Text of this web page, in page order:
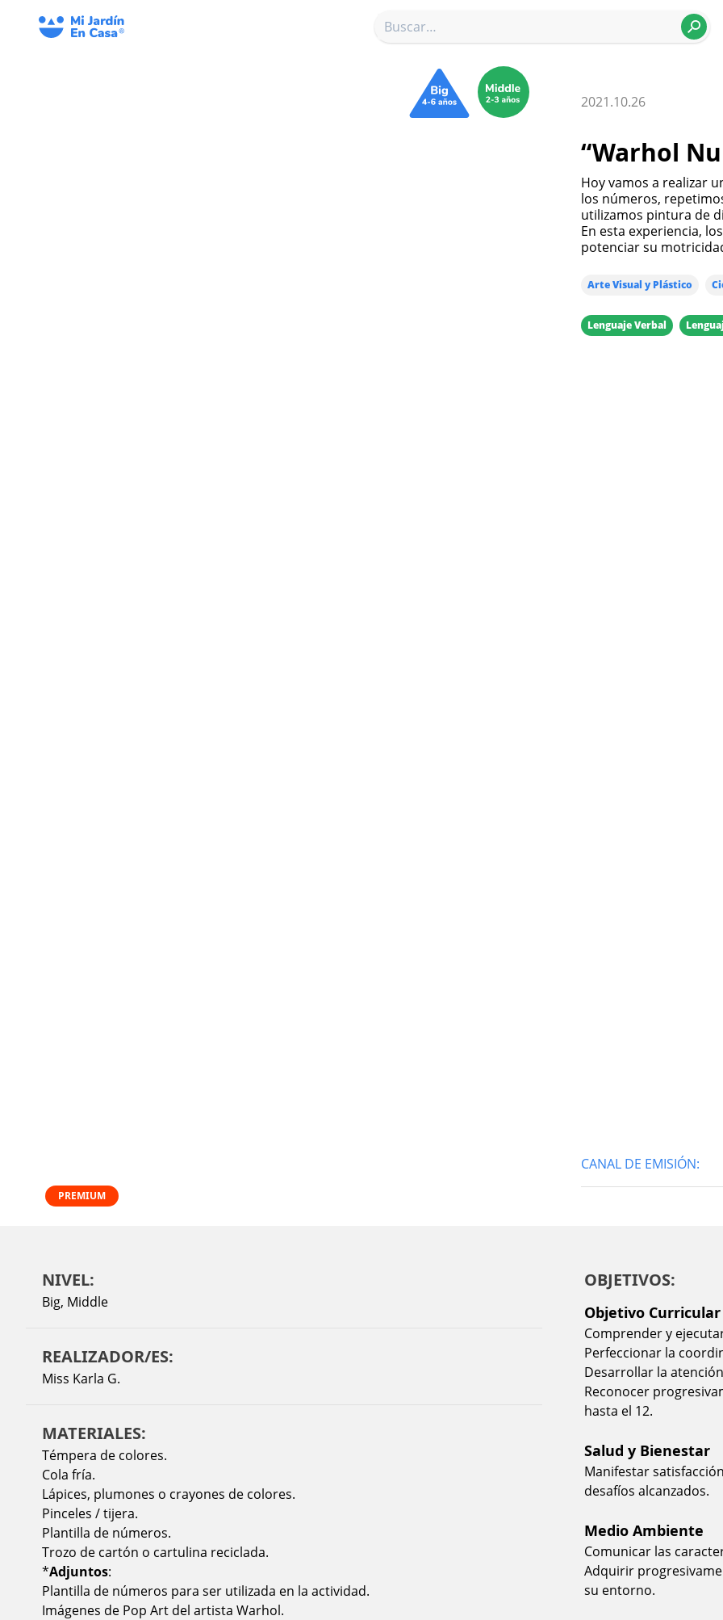
PREMIUM
2021.10.26
“Warhol
Hoy vamos a realizar una actividad de aprendizaje donde observamos
los números,
utilizamos pintura de
En esta experiencia,
potenciar su
Arte Visual y Plástico
Lenguaje Verbal
CANAL DE EMISIÓN:
NIVEL:
Big, Middle
REALIZADOR/ES:
Miss Karla G.
MATERIALES:
Témpera de colores.
Cola fría.
Lápices, plumones o crayones de colores.
Pinceles / tijera.
Plantilla de números.
Trozo de cartón o cartulina reciclada.
*Adjuntos:
Plantilla de números para ser utilizada en la actividad.
Imágenes de Pop Art del artista Warhol.
OBJETIVOS:
Objetivo Curricular
Comprender y
Perfeccionar la
Desarrollar la
Reconocer
hasta el 12.
Salud y Bienestar
Manifestar
desafíos alcanzados.
Medio Ambiente
Comunicar las
Adquirir
su entorno.